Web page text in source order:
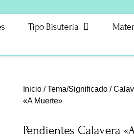
Tipo Bisutería
Inicio /Tema/Significado /
«A Muerte»
Pendientes Calavera